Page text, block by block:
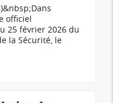
officiel
25 février 2026 du
la Sécurité, le